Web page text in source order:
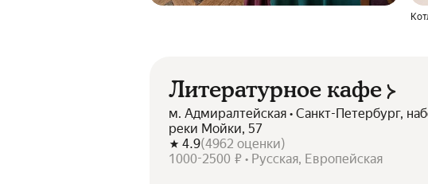
Литературное кафе
м. Адмиралтейская • Санкт-Петербург,
реки Мойки, 57
4.9(4962 оценки)
1000-2500 ₽ • Русская, Европейская